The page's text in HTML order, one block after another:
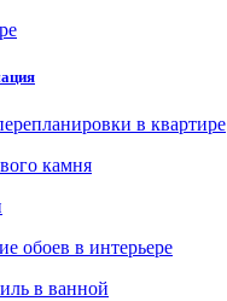
в квартире
камня
обоев в интерьере
в ванной